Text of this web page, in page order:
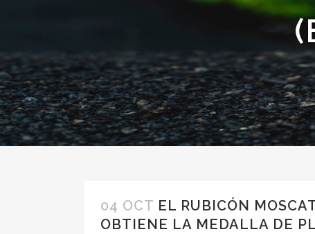
04 OCT EL RUBICÓN
OBTIENE LA MEDALLA DE